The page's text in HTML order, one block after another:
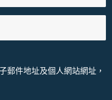
郵件地址及個人網站網址，